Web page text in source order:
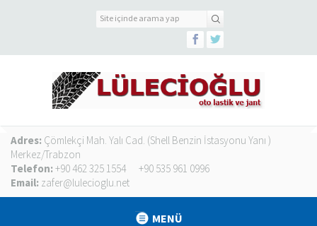
Adres: Çömlekçi Mah. Yalı Cad. (Shell Benzin İstasyonu Yanı )
Merkez/Trabzon
Telefon: +90 462 325 1554
+90 535 961 0996
Email: zafer@lulecioglu.net
MENÜ